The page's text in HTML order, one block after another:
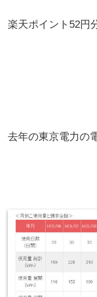
楽天ポイント52円
去年の東京電力の